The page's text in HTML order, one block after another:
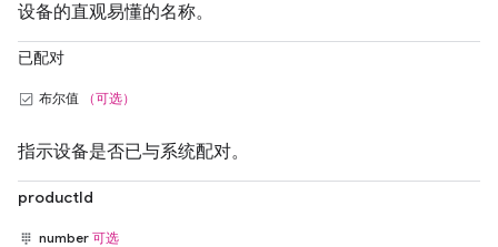
设备的直观易懂的名称。
已配对
布尔值 （可选）
指示设备是否已与系统配对。
productId
number 可选